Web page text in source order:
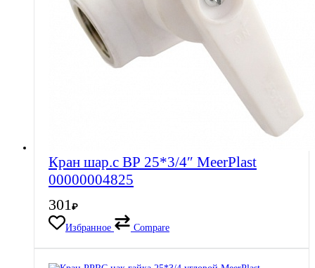
Кран шар.с ВР 25*3/4″ MeerPlast
00000004825
301₽
Избранное
Compare